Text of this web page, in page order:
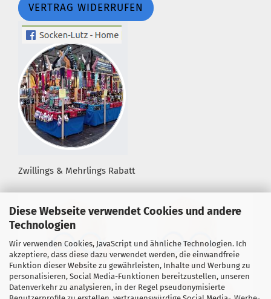
Diese Webseite verwendet Cookies und andere
Technologien
Wir verwenden Cookies, JavaScript und ähnliche Technologien. Ich
akzeptiere, dass diese dazu verwendet werden, die einwandfreie
Funktion dieser Website zu gewährleisten, Inhalte und Werbung zu
personalisieren, Social Media-Funktionen bereitzustellen, unseren
Datenverkehr zu analysieren, in der Regel pseudonymisierte
VERTRAG WIDERRUFEN
Zwillings & Mehrlings Rabatt